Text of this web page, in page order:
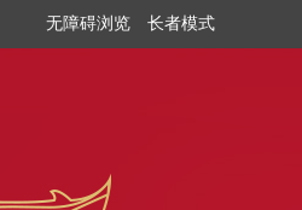
无障碍浏览 长者模式